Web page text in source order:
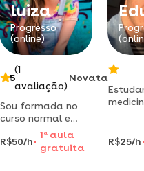
luiza
Progresso
(online)
5
(1
avaliação)
Novata
Sou formada no
curso normal e
conhecimento de
conteúdos
R$50/h
1 aaula
gratuita
para o
R$25/h